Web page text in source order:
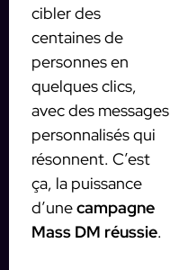
cibler des
centaines de
personnes en
quelques clics,
avec des messages
personnalisés qui
résonnent. C’est
ça, la puissance
d’unecampagne
Mass DM réussie.